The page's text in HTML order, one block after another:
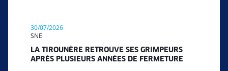
30/07/2026
SNE
LA TIROUNÈRE RETROUVE SES GRIMPEURS
APRÈS PLUSIEURS ANNÉES DE FERMETURE